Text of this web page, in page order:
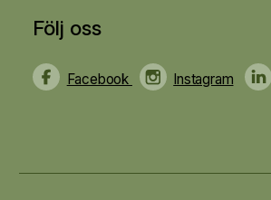
Följ oss
Facebook Instagram